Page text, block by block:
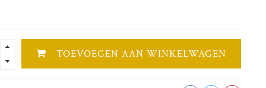
TOEVOEGEN AAN WINKELWAGEN